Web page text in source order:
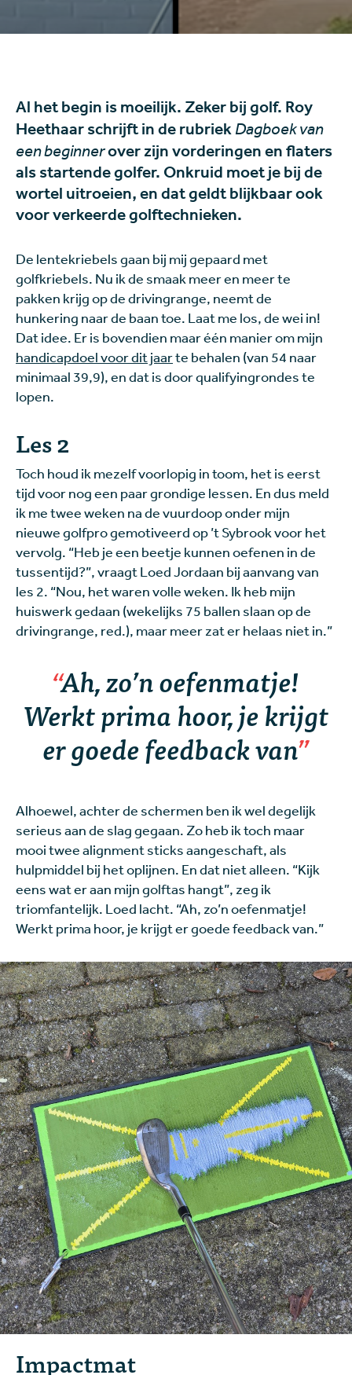
Al het begin is moeilijk. Zeker bij golf. Roy
Heethaar schrijft in de rubriekDagboek van
een beginnerover zijn vorderingen en flaters
als startende golfer. Onkruid moet je bij de
wortel uitroeien, en dat geldt blijkbaar ook
voor verkeerde golftechnieken.
De lentekriebels gaan bij mij gepaard met
golfkriebels. Nu ik de smaak meer en meer te
pakken krijg op de drivingrange, neemt de
hunkering naar de baan toe. Laat me los, de wei in!
Dat idee. Er is bovendien maar één manier om mijn
handicapdoel voor dit jaarte behalen (van 54 naar
minimaal 39,9), en dat is door qualifyingrondes te
lopen.
Les 2
Toch houd ik mezelf voorlopig in toom, het is eerst
tijd voor nog een paar grondige lessen. En dus meld
ik me twee weken na de vuurdoop onder mijn
nieuwe golfpro gemotiveerd op ’t Sybrook voor het
vervolg. “Heb je een beetje kunnen oefenen in de
tussentijd?”, vraagt Loed Jordaan bij aanvang van
les 2. “Nou, het waren volle weken. Ik heb mijn
huiswerk gedaan (wekelijks 75 ballen slaan op de
drivingrange, red.), maar meer zat er helaas niet in.”
Ah, zo’n oefenmatje!
Werkt prima hoor, je krijgt
er goede feedback van
Alhoewel, achter de schermen ben ik wel degelijk
serieus aan de slag gegaan. Zo heb ik toch maar
mooi twee alignment sticks aangeschaft, als
hulpmiddel bij het oplijnen. En dat niet alleen. “Kijk
eens wat er aan mijn golftas hangt”, zeg ik
triomfantelijk. Loed lacht. “Ah, zo’n oefenmatje!
Werkt prima hoor, je krijgt er goede feedback van.”
Impactmat